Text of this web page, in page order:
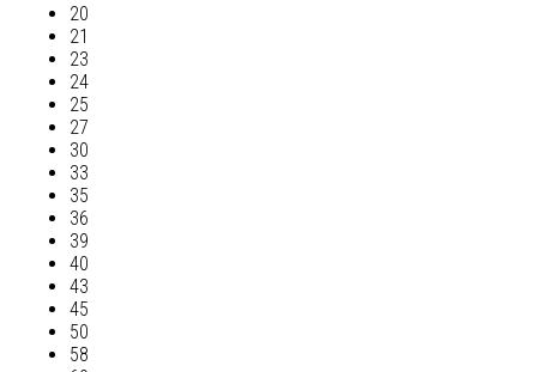
20
21
23
24
25
27
30
33
35
36
39
40
43
45
50
58